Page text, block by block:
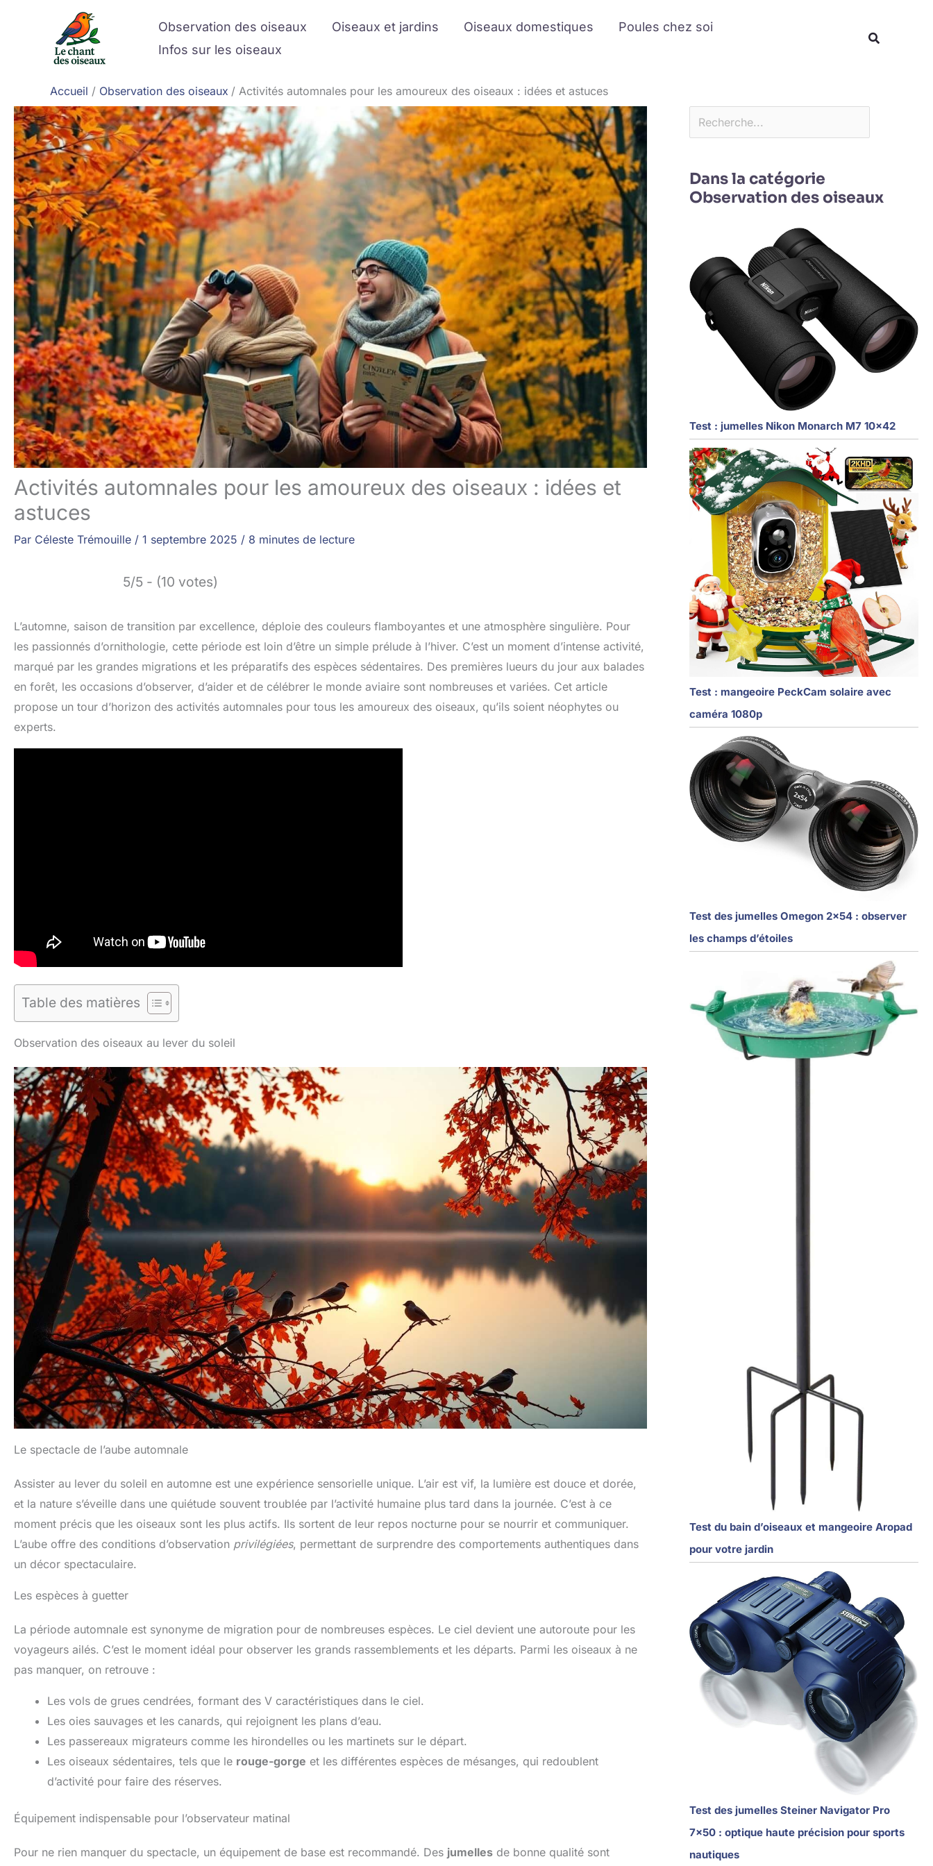
Observation des oiseaux Oiseaux et jardins Oiseaux domestiques
Poules chez soi
Infos sur les oiseaux
Accueil Observation des oiseaux Activités automnales pour les amoureux des oiseaux : idées et astuces
Activités automnales pour les amoureux des oiseaux : idées et
astuces
Par Céleste Trémouille / 1 septembre 2025 / 8 minutes de lecture
5/5 - (10 votes)
L’automne, saison de transition par excellence, déploie des couleurs flamboyantes et une atmosphère singulière. Pour
les passionnés d’ornithologie, cette période est loin d’être un simple prélude à l’hiver. C’est un moment d’intense activité,
marqué par les grandes migrations et les préparatifs des espèces sédentaires. Des premières lueurs du jour aux balades
en forêt, les occasions d’observer, d’aider et de célébrer le monde aviaire sont nombreuses et variées. Cet article
propose un tour d’horizon des activités automnales pour tous les amoureux des oiseaux, qu’ils soient néophytes ou
experts.
Table des matières
Observation des oiseaux au lever du soleil
Le spectacle de l’aube automnale
Assister au lever du soleil en automne est une expérience sensorielle unique. L’air est vif, la lumière est douce et dorée,
et la nature s’éveille dans une quiétude souvent troublée par l’activité humaine plus tard dans la journée. C’est à ce
moment précis que les oiseaux sont les plus actifs. Ils sortent de leur repos nocturne pour se nourrir et communiquer.
L’aube offre des conditions d’observation privilégiées, permettant de surprendre des comportements authentiques dans
un décor spectaculaire.
Les espèces à guetter
La période automnale est synonyme de migration pour de nombreuses espèces. Le ciel devient une autoroute pour les
voyageurs ailés. C’est le moment idéal pour observer les grands rassemblements et les départs. Parmi les oiseaux à ne
pas manquer, on retrouve :
Les vols de grues cendrées, formant des V caractéristiques dans le ciel.
Les oies sauvages et les canards, qui rejoignent les plans d’eau.
Les passereaux migrateurs comme les hirondelles ou les martinets sur le départ.
Les oiseaux sédentaires, tels que le rouge-gorge et les différentes espèces de mésanges, qui redoublent
d’activité pour faire des réserves.
Équipement indispensable pour l’observateur matinal
Pour ne rien manquer du spectacle, un équipement de base est recommandé. Des jumelles de bonne qualité sont
Dans la catégorie
Observation des oiseaux
Test : jumelles Nikon Monarch M7 10×42
Test : mangeoire PeckCam solaire avec
caméra 1080p
Test des jumelles Omegon 2×54 : observer
les champs d’étoiles
Test du bain d’oiseaux et mangeoire Aropad
pour votre jardin
Test des jumelles Steiner Navigator Pro
7×50 : optique haute précision pour sports
nautiques